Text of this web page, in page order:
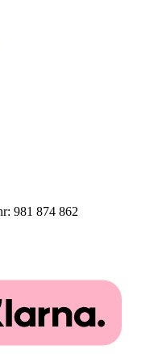
981 874 862